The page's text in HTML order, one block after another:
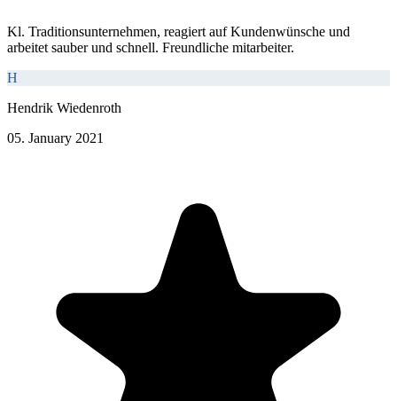
Kl. Traditionsunternehmen, reagiert auf Kundenwünsche und
arbeitet sauber und schnell. Freundliche mitarbeiter.
H
Hendrik Wiedenroth
05. January 2021